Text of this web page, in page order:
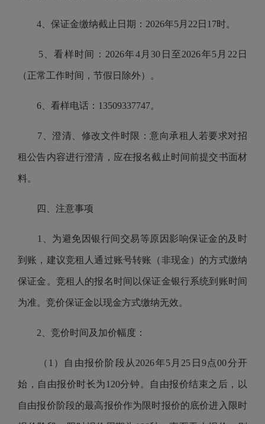
4、保证金缴纳截止日期：2026年5月22日17时。
5、看样时间：2026年4月30日至2026年5月22日
（正常工作时间，节假日除外）。
6、看样电话：13509337747。
7、澄清、修改文件时限：意向承租人若要求对招
租公告内容进行澄清，应在报名截止时间前提交书面材
料。
四、注意事项
1、为避免因银行间交易等原因影响保证金的及时
到账，建议竞租人通过账号转账（非现金）的方式缴纳
保证金。竞租人的报名时间以保证金银行系统到账时间
为准。 竞价保证金以现金方式缴纳无效。
2、竞价时间及加价幅度：
（1）自由报价阶段从2026年5月25日9点00分开
始，自由报价时长为120分钟。自由报价结束之后，以
自由报价阶段的最高报价作为限时报价的底价进入限时